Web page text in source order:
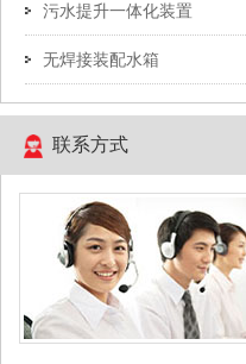
污水提升一体化装置
无焊接装配水箱
联系方式